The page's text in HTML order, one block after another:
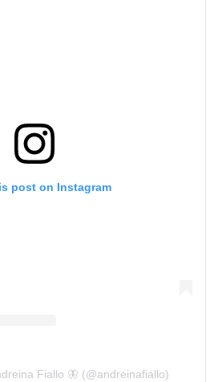
post on Instagram
Fiallo 🦋 (@andreinafiallo)